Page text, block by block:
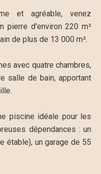
et agréable, venez
pierre d'environ 220 m²
de plus de 13 000 m².
avec quatre chambres,
salle de bain, apportant
piscine idéale pour les
dépendances : un
étable), un garage de 55